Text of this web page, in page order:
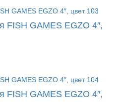
FISH GAMES EGZO 4″,
FISH GAMES EGZO 4″,